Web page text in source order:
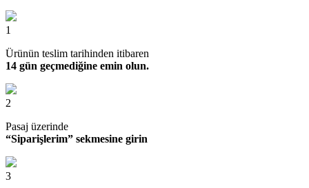
1
Ürünün teslim tarihinden itibaren
14 gün geçmediğine emin olun.
2
Pasaj üzerinde
“Siparişlerim” sekmesine girin
3